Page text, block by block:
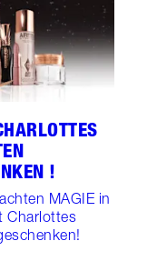
!
MAGIE in
Charlottes